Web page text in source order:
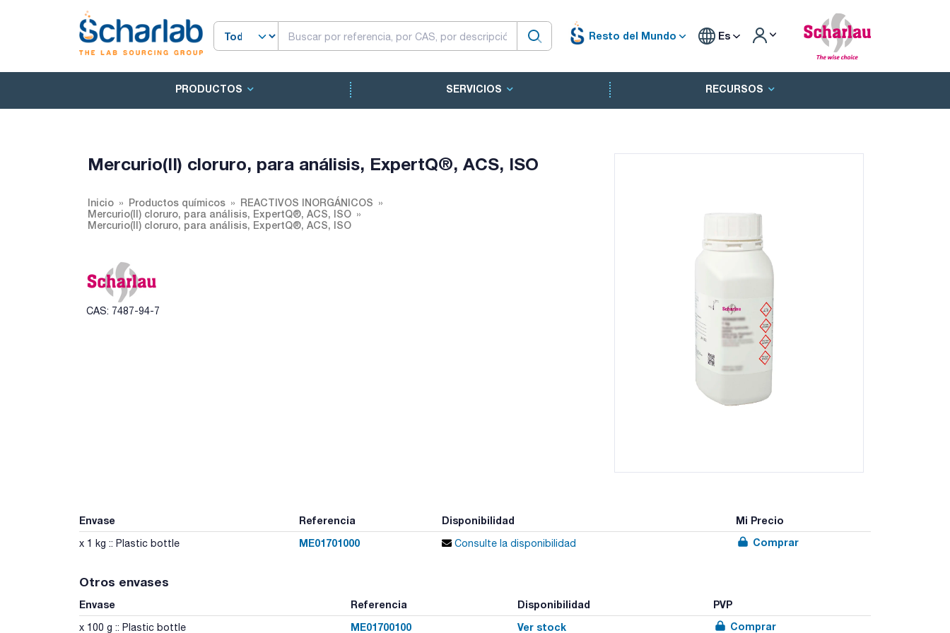
Resto del Mundo Es
PRODUCTOS SERVICIOS RECURSOS
Mercurio(II) cloruro, para análisis, ExpertQ®, ACS, ISO
Inicio Productos químicos
REACTIVOS INORGÁNICOS
Mercurio(II) cloruro, para análisis, ExpertQ®, ACS, ISO
Mercurio(II) cloruro, para análisis, ExpertQ®, ACS, ISO
CAS: 7487-94-7
Envase Referencia Disponibilidad Mi Precio
x 1 kg :: Plastic bottle ME01701000 Consulte la disponibilidad Comprar
Otros envases
Envase Referencia Disponibilidad PVP
x 100 g :: Plastic bottle ME01700100 Ver stock Comprar